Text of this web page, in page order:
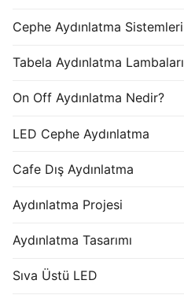
Cephe Aydınlatma Sistemleri
Tabela Aydınlatma Lambaları
On Off Aydınlatma Nedir?
LED Cephe Aydınlatma
Cafe Dış Aydınlatma
Aydınlatma Projesi
Aydınlatma Tasarımı
Sıva Üstü LED